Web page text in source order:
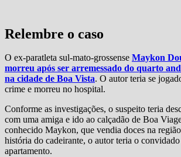
Relembre o caso
O ex-paratleta sul-mato-grossense Maykon
morreu após ser arremessado do quarto
na cidade de Boa Vista. O autor teria se
crime e morreu no hospital.
Conforme as investigações, o suspeito teria
com uma amiga e ido ao calçadão de Boa
conhecido Maykon, que vendia doces na
história do cadeirante, o autor teria o
apartamento.